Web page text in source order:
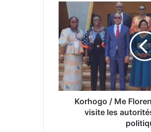
Korhogo / Me
visite les